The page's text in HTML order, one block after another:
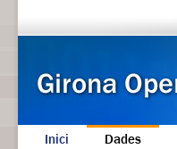
Inici Dades